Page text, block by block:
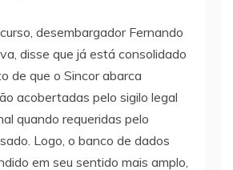
desembargador Fernando
disse que já está consolidado
de que o Sincor abarca
acobertadas pelo sigilo legal
quando requeridas pelo
Logo, o banco de dados
em seu sentido mais amplo,